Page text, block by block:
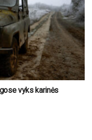
vyks karinės